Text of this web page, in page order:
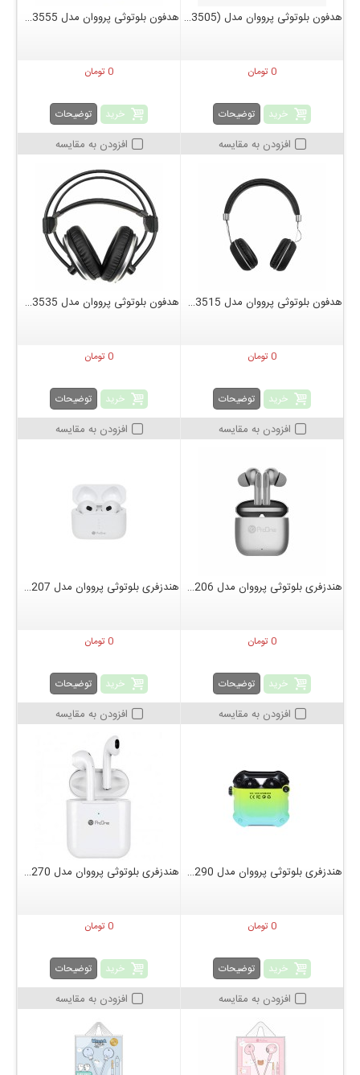
هدفون بلوتوثی پرووان مدل Moco (PHB3505)
0 تومان
خرید توضیحات
افزودن به مقایسه
هدفون بلوتوثی پرووان مدل PHB3555
0 تومان
خرید توضیحات
افزودن به مقایسه
هدفون بلوتوثی پرووان مدل PHB3515
0 تومان
خرید توضیحات
افزودن به مقایسه
هدفون بلوتوثی پرووان مدل PHB3535
0 تومان
خرید توضیحات
افزودن به مقایسه
هندزفری بلوتوثی پرووان مدل PHB3206
0 تومان
خرید توضیحات
افزودن به مقایسه
هندزفری بلوتوثی پرووان مدل PHB3207
0 تومان
خرید توضیحات
افزودن به مقایسه
هندزفری بلوتوثی پرووان مدل PHB3290
0 تومان
خرید توضیحات
افزودن به مقایسه
هندزفری بلوتوثی پرووان مدل PHB3270
0 تومان
خرید توضیحات
افزودن به مقایسه